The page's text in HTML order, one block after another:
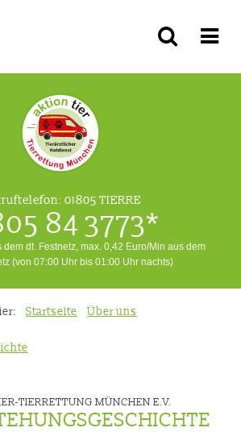
01805 TIERRE
84 3773*
dem dt. Festnetz, max. 0,42 Euro/Min aus dem
(von 07:00 Uhr bis 01:00 Uhr nachts)
Startseite Über uns
TIERRETTUNG MÜNCHEN E.V.